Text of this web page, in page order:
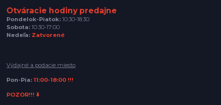
Otváracie hodiny predajne
Pondelok-Piatok: 10:30-18:30
Sobota: 10:30-17:00
Nedeľa: Zatvorené
Výdajné a podacie miesto
Pon-Pia:11:00-18:00 !!!
POZOR!!! ⬇️